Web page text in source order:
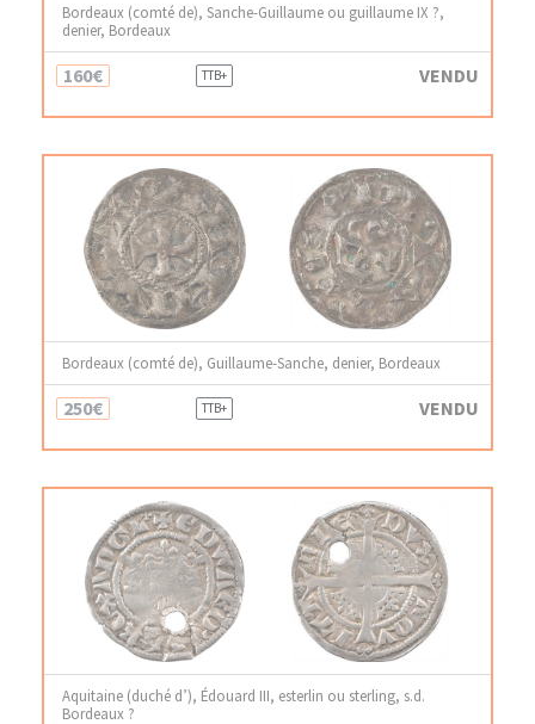
Bordeaux (comté de), Sanche-Guillaume ou guillaume IX ?,
denier, Bordeaux
160€ TTB+ VENDU
Bordeaux (comté de), Guillaume-Sanche, denier, Bordeaux
250€ TTB+ VENDU
Aquitaine (duché d’), Édouard III, esterlin ou sterling, s.d.
Bordeaux ?